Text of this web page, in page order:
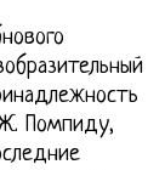
Помпиду,